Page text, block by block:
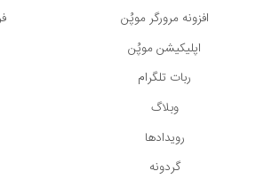
افزونه مرورگر موپُن
اپلیکیشن موپُن
ربات تلگرام
وبلاگ
رویدادها
گردونه